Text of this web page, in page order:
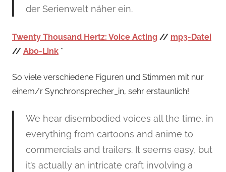
der Serienwelt näher ein.
Twenty Thousand Hertz: Voice Acting // mp3-Datei
// Abo-Link *
So viele verschiedene Figuren und Stimmen mit nur
einem/r Synchronsprecher_in, sehr erstaunlich!
We hear disembodied voices all the time, in
everything from cartoons and anime to
commercials and trailers. It seems easy, but
it’s actually an intricate craft involving a